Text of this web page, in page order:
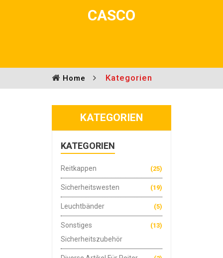
CASCO
Home Kategorien
KATEGORIEN
KATEGORIEN
(25)
Reitkappen
(19)
Sicherheitswesten
(5)
Leuchtbänder
(13)
Sonstiges
Sicherheitszubehör